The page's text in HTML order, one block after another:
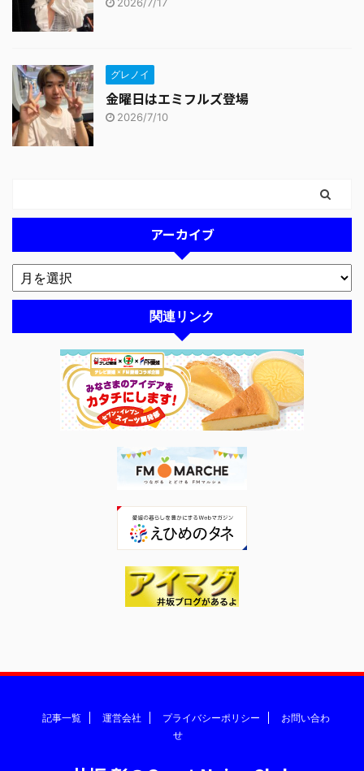
グレノイ
金曜日はエミフルズ登場
2026/7/10
アーカイブ
関連リンク
記事一覧 運営会社 プライバシーポリシー
お問い合わ
せ